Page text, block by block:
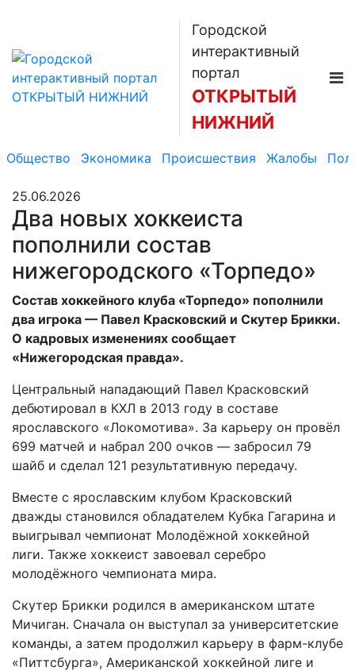
Городской
интерактивный
портал
ОТКРЫТЫЙ
НИЖНИЙ
Общество Экономика Происшествия Жалобы
25.06.2026
Два новых хоккеиста
пополнили состав
нижегородского «Торпедо»
Состав хоккейного клуба «Торпедо» пополнили
два игрока — Павел Красковский и Скутер Брикки.
О кадровых изменениях сообщает
«Нижегородская правда».
Центральный нападающий Павел Красковский
дебютировал в КХЛ в 2013 году в составе
ярославского «Локомотива». За карьеру он провёл
699 матчей и набрал 200 очков — забросил 79
шайб и сделал 121 результативную передачу.
Вместе с ярославским клубом Красковский
дважды становился обладателем Кубка Гагарина и
выигрывал чемпионат Молодёжной хоккейной
лиги. Также хоккеист завоевал серебро
молодёжного чемпионата мира.
Скутер Брикки родился в американском штате
Мичиган. Сначала он выступал за университетские
команды, а затем продолжил карьеру в фарм-клубе
«Питтсбурга», Американской хоккейной лиге и